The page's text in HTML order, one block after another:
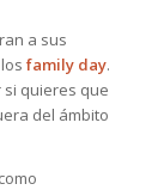
a sus
family day.
quieres que
del ámbito